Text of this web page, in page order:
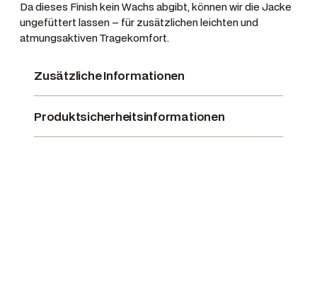
Da dieses Finish kein Wachs abgibt, können wir die Jacke
ungefüttert lassen – für zusätzlichen leichten und
atmungsaktiven Tragekomfort.
Zusätzliche Informationen
Produktsicherheitsinformationen